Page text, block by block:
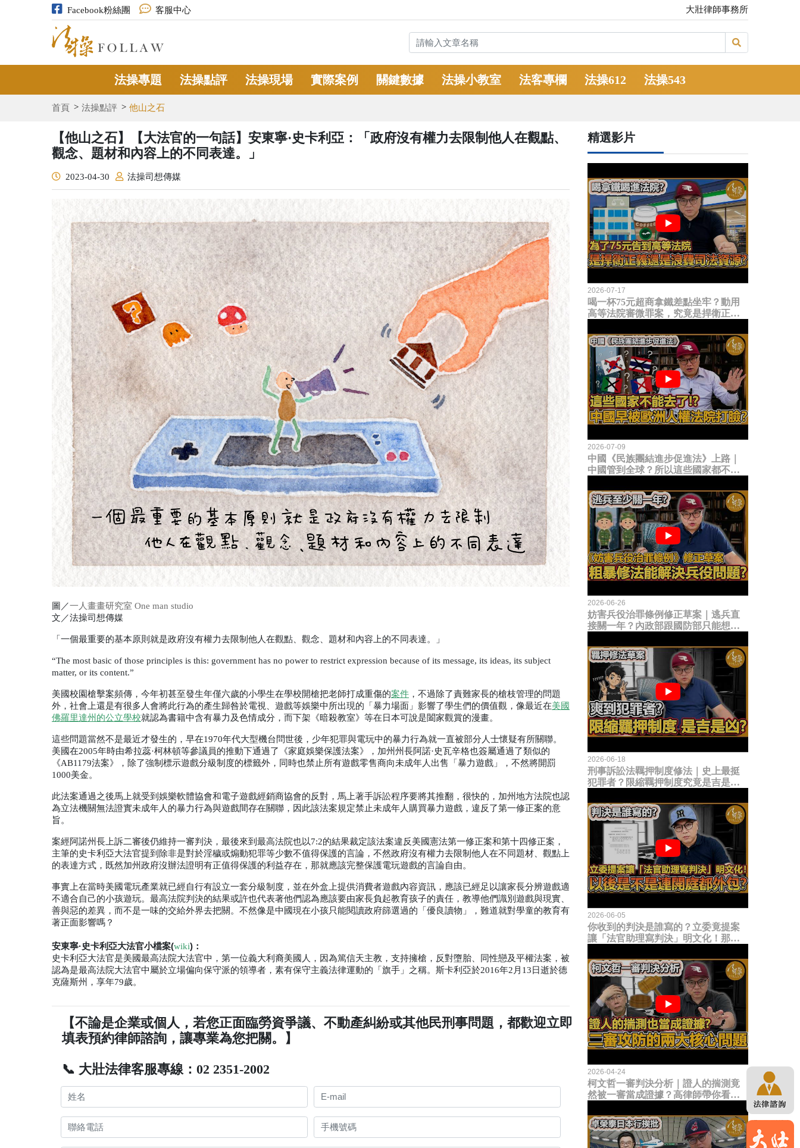
Facebook粉絲團 客服中心 大壯律師事務所
法操專題 法操點評 法操現場 實際案例 關鍵數據 法操小教室 法客專欄 法操612 法操543
首頁 法操點評 他山之石
【他山之石】【大法官的一句話】安東寧·史卡利亞：「政府沒有權力去限制他人在觀點、
觀念、題材和內容上的不同表達。」
2023-04-30 法操司想傳媒
圖／一人畫畫研究室 One man studio
文／法操司想傳媒
「一個最重要的基本原則就是政府沒有權力去限制他人在觀點、觀念、題材和內容上的不同表達。」
“The most basic of those principles is this: government has no power to restrict expression because of its message, its ideas, its subject
matter, or its content.”
美國校園槍擊案頻傳，今年初甚至發生年僅六歲的小學生在學校開槍把老師打成重傷的案件 ，不過除了責難家長的槍枝管理的問題
外，社會上還是有很多人會將此行為的產生歸咎於電視、遊戲等娛樂中所出現的「暴力場面」影響了學生們的價值觀，像最近在美國
佛羅里達州的公立學校就認為書籍中含有暴力及色情成分，而下架《暗殺教室》等在日本可說是闔家觀賞的漫畫。
這些問題當然不是最近才發生的，早在1970年代大型機台問世後，少年犯罪與電玩中的暴力行為就一直被部分人士懷疑有所關聯。
美國在2005年時由希拉蕊·柯林頓等參議員的推動下通過了《家庭娛樂保護法案》，加州州長阿諾·史瓦辛格也簽屬通過了類似的
《AB1179法案》，除了強制標示遊戲分級制度的標籤外，同時也禁止所有遊戲零售商向未成年人出售「暴力遊戲」，不然將開罰
1000美金。
此法案通過之後馬上就受到娛樂軟體協會和電子遊戲經銷商協會的反對，馬上著手訴訟程序要將其推翻，很快的，加州地方法院也認
為立法機關無法證實未成年人的暴力行為與遊戲間存在關聯，因此該法案規定禁止未成年人購買暴力遊戲，違反了第一修正案的意
旨。
案經阿諾州長上訴二審後仍維持一審判決，最後來到最高法院也以7:2的結果裁定該法案違反美國憲法第一修正案和第十四修正案，
主筆的史卡利亞大法官提到除非是對於淫穢或煽動犯罪等少數不值得保護的言論，不然政府沒有權力去限制他人在不同題材、觀點上
的表達方式，既然加州政府沒辦法證明有正值得保護的利益存在，那就應該完整保護電玩遊戲的言論自由。
事實上在當時美國電玩產業就已經自行有設立一套分級制度，並在外盒上提供消費者遊戲內容資訊，應該已經足以讓家長分辨遊戲適
不適合自己的小孩遊玩。最高法院判決的結果或許也代表著他們認為應該要由家長負起教育孩子的責任，教導他們識別遊戲與現實、
善與惡的差異，而不是一味的交給外界去把關。不然像是中國現在小孩只能閱讀政府篩選過的「優良讀物」，難道就對學童的教育有
著正面影響嗎？
安東寧·史卡利亞大法官小檔案(wiki)：
史卡利亞大法官是美國最高法院大法官中，第一位義大利裔美國人，因為篤信天主教，支持擁槍，反對墮胎、同性戀及平權法案，被
認為是最高法院大法官中屬於立場偏向保守派的領導者，素有保守主義法律運動的「旗手」之稱。斯卡利亞於2016年2 月 13 日逝於德
克薩斯州，享年79歲。
【不論是企業或個人，若您正面臨勞資爭議、不動產糾紛或其他民刑事問題，都歡迎立即
填表預約律師諮詢，讓專業為您把關。】
📞 大壯法律客服專線：02 2351-2002
精選影片
2026-07-17
喝一杯75元超商拿鐵差點坐牢？動用
高等法院審微罪案，究竟是捍衛正義
2026-07-09
中國《民族團結進步促進法》上路｜
中國管到全球？所以這些國家都不能
臉？
2026-06-26
妨害兵役治罪條例修正草案｜逃兵直
接關一年？內政部跟國防部只能想到
題？
2026-06-18
刑事訴訟法羈押制度修法｜史上最挺
犯罪者？限縮羈押制度究竟是吉是
2026-06-05
你收到的判決是誰寫的？立委竟提案
讓「法官助理寫判決」明文化！那以
2026-04-24
柯文哲一審判決分析｜證人的揣測竟
然被一審當成證據？高律師帶你看未